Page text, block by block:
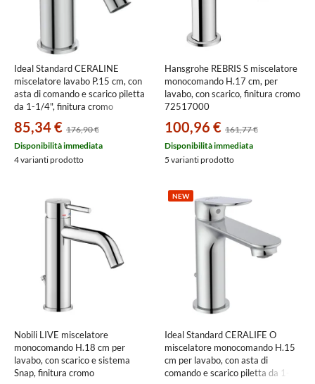
Ideal Standard CERALINE
miscelatore lavabo P.15 cm, con
asta di comando e scarico piletta
da 1-1/4", finitura cromo
85,34 € 176,90 €
Disponibilità immediata
4 varianti prodotto
Hansgrohe REBRIS S miscelatore
monocomando H.17 cm, per
lavabo, con scarico, finitura cromo
72517000
100,96 € 161,77 €
Disponibilità immediata
5 varianti prodotto
Nobili LIVE miscelatore
monocomando H.18 cm per
lavabo, con scarico e sistema
Snap, finitura cromo
NEW
Ideal Standard CERALIFE O
miscelatore monocomando H.15
cm per lavabo, con asta di
comando e scarico piletta da 1-